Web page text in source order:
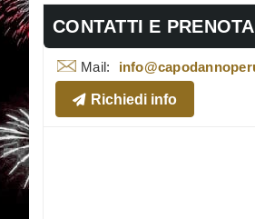
CONTATTI E
Mail:
Richiedi info